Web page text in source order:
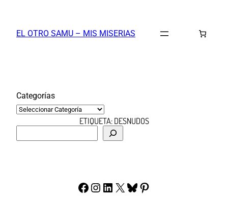
contenido
EL OTRO SAMU – MIS MISERIAS
Categorías
ETIQUETA:DESNUDOS
Facebook
Instagram
LinkedIn
X Bluesky
Pinterest